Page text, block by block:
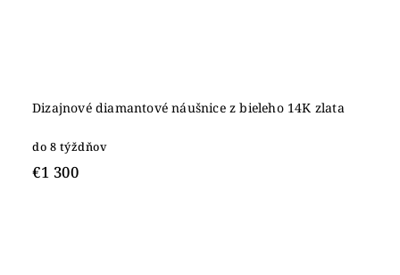
Dizajnové diamantové náušnice z bieleho 14K zlata
do 8 týždňov
€1 300